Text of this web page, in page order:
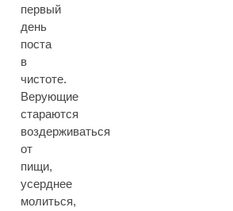
первый
день
поста
в
чистоте.
Верующие
стараются
воздерживаться
от
пищи,
усерднее
молиться,